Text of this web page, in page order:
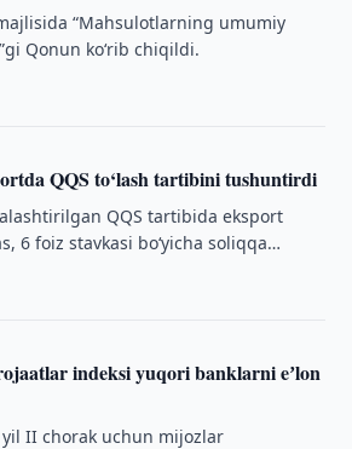
“Mahsulotlarning umumiy
Qonun koʻrib chiqildi.
QQS to‘lash tartibini tushuntirdi
QQS tartibida eksport
6 foiz stavkasi bo‘yicha soliqqa
indeksi yuqori banklarni eʼlon
II chorak uchun mijozlar